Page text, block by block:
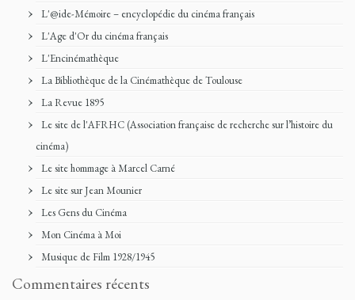
L'@ide-Mémoire – encyclopédie du cinéma français
L'Age d'Or du cinéma français
L'Encinémathèque
La Bibliothèque de la Cinémathèque de Toulouse
La Revue 1895
Le site de l'AFRHC (Association française de recherche sur l’histoire du
cinéma)
Le site hommage à Marcel Carné
Le site sur Jean Mounier
Les Gens du Cinéma
Mon Cinéma à Moi
Musique de Film 1928/1945
Commentaires récents